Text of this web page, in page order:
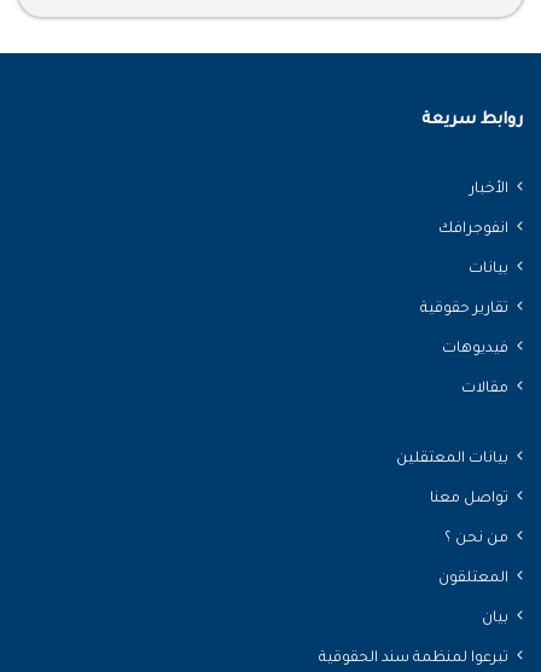
روابط سريعة
الأخبار
انفوجرافك
بيانات
تقارير حقوقية
فيديوهات
مقالات
بيانات المعتقلين
تواصل معنا
من نحن ؟
المعتلقون
بيان
تبرعوا لمنظمة سند الحقوقية